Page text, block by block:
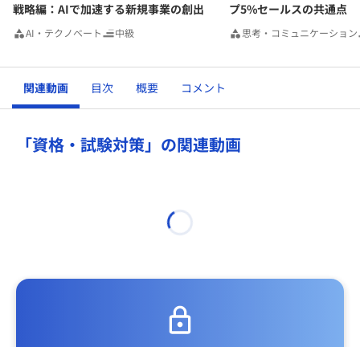
戦略編：AIで加速する新規事業の創出
AI・テクノベート 中級
プ5%セールスの共通点
思考・コミュニケーション
関連動画 目次 概要 コメント
「資格・試験対策」の関連動画